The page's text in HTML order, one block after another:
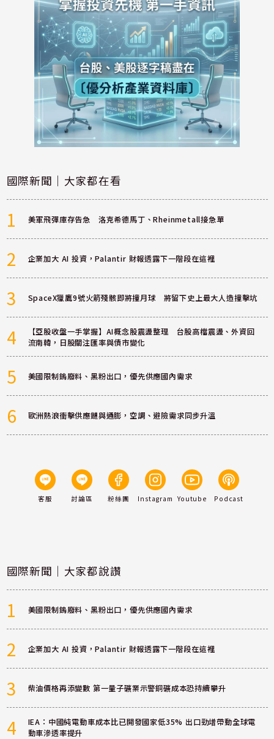
國際新聞｜大家都在看
1 美軍飛彈庫存告急 洛克希德馬丁、Rheinmetall接急單
2 企業加大 AI 投資，Palantir 財報透露下一階段在這裡
3 SpaceX獵鷹9號火箭殘骸即將撞月球 將留下史上最大人造撞擊坑
4
【亞股收盤一手掌握】AI概念股震盪整理 台股高檔震盪、外資回
流南韓，日股關注匯率與債市變化
5 美國限制鎢廢料、黑粉出口，優先供應國內需求
6 歐洲熱浪衝擊供應鏈與通膨，空調、避險需求同步升溫
客服 討論區 粉絲團 Instagram Youtube Podcast
國際新聞｜大家都說讚
1 美國限制鎢廢料、黑粉出口，優先供應國內需求
2 企業加大 AI 投資，Palantir 財報透露下一階段在這裡
3 柴油價格再添變數 第一量子礦業示警銅礦成本恐持續攀升
4
IEA：中國純電動車成本比已開發國家低35% 出口勁增帶動全球電
動車滲透率提升